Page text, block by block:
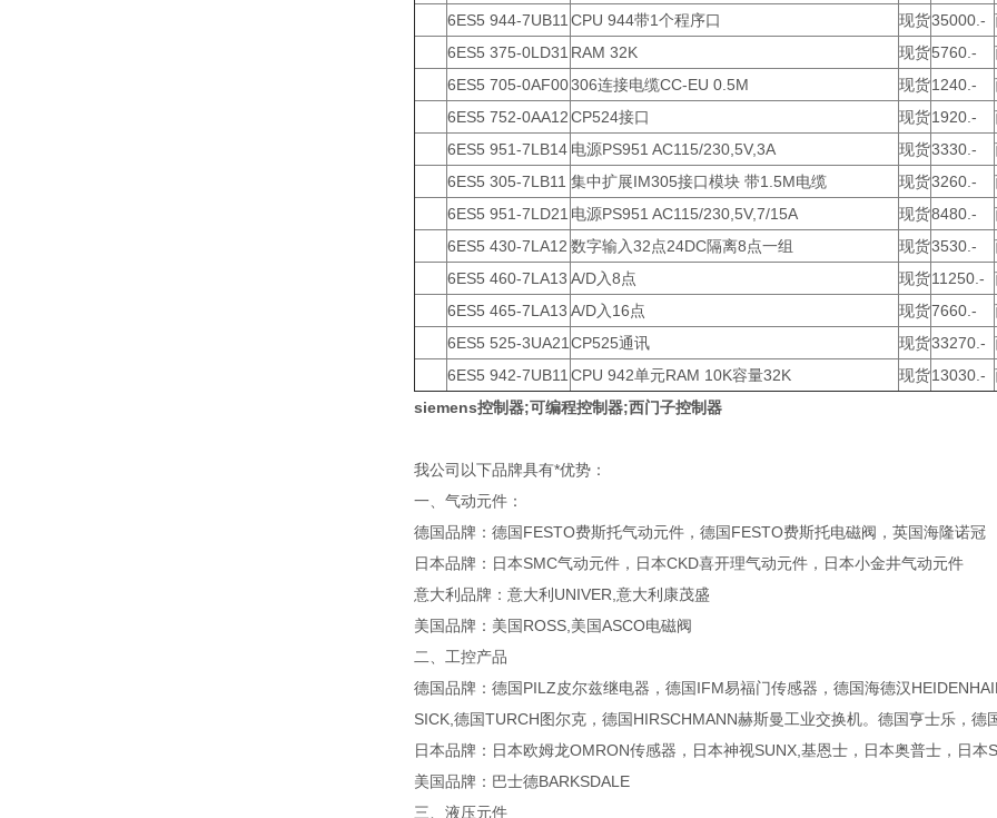
6ES5 944-7UB11 CPU 944带1个程序口 现货35000.-
6ES5 375-0LD31 RAM 32K 现货5760.-
6ES5 705-0AF00306连接电缆CC-EU 0.5M 现货1240.-
6ES5 752-0AA12CP524接口 现货1920.-
6ES5 951-7LB14 电源PS951 AC115/230,5V,3A 现货3330.-
6ES5 305-7LB11 集中扩展IM305接口模块 带1.5M电缆 现货3260.-
6ES5 951-7LD21 电源PS951 AC115/230,5V,7/15A 现货8480.-
6ES5 430-7LA12 数字输入32点24DC隔离8点一组 现货3530.-
6ES5 460-7LA13 A/D入8点 现货11250.-
6ES5 465-7LA13 A/D入16点 现货7660.-
6ES5 525-3UA21 CP525通讯 现货33270.-
6ES5 942-7UB11 CPU 942单元RAM 10K容量32K 现货13030.-
siemens控制器;可编程控制器;西门子控制器
我公司以下品牌具有*优势：
一、气动元件：
德国品牌：德国FESTO费斯托气动元件，德国FESTO费斯托电磁阀，英国海隆诺冠
日本品牌：日本SMC气动元件，日本CKD喜开理气动元件，日本小金井气动元件
意大利品牌：意大利UNIVER,意大利康茂盛
美国品牌：美国ROSS,美国ASCO电磁阀
二、工控产品
德国品牌：德国PILZ皮尔兹继电器，德国IFM易福门传感器，德国海德汉
SICK,德国TURCH图尔克，德国HIRSCHMANN赫斯曼工业交换机。德国亨士乐，德
日本品牌：日本欧姆龙OMRON传感器，日本神视SUNX,基恩士，日本奥普士，日
美国品牌：巴士德BARKSDALE
三、液压元件